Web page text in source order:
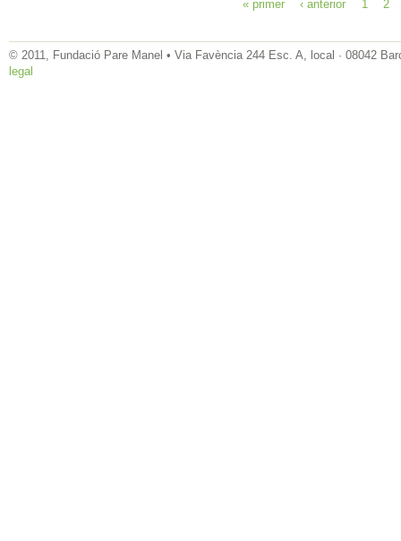
« primer ‹ anterior 1 2
© 2011, Fundació Pare Manel • Via Favència 244 Esc. A, local · 08042
legal